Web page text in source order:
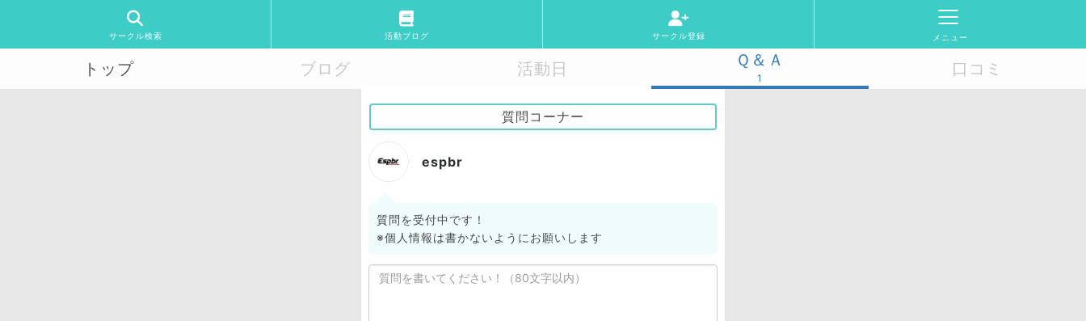
サークル検索 活動ブログ サークル登録 メニュー
トップ ブログ 活動日 Ｑ＆Ａ
1 口コミ
質問コーナー
espbr
質問を受付中です！
※個人情報は書かないようにお願いします